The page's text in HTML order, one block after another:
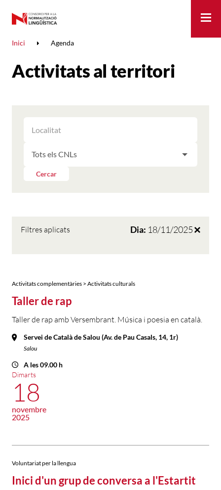
Inici Agenda
Activitats al territori
ELS
RESULTATS
LES
PER
LES
Cercar
Filtres aplicats Dia: 18/11/2025
Activitats complementàries > Activitats culturals
Taller de rap
Taller de rap amb Versembrant. Música i poesia en català.
Servei de Català de Salou (Av. de Pau Casals, 14, 1r)
Salou
A les 09.00 h
Dimarts
18
novembre
2025
Voluntariat per la llengua
Inici d'un grup de conversa a l'Estartit